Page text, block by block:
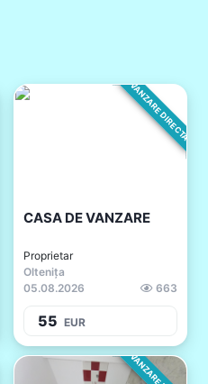
VANZARE DIRECTA
CASA DE VANZARE
Proprietar
Oltenița
05.08.2026
663
55 EUR